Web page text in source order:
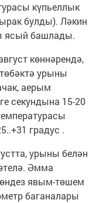
күпьеллык
булды). Ләкин
ясый башлады.
көннәрендә,
урыны
аерым
секундына 15-20
градус .
урыны белән
Әмма
явым-төшем
баганалары